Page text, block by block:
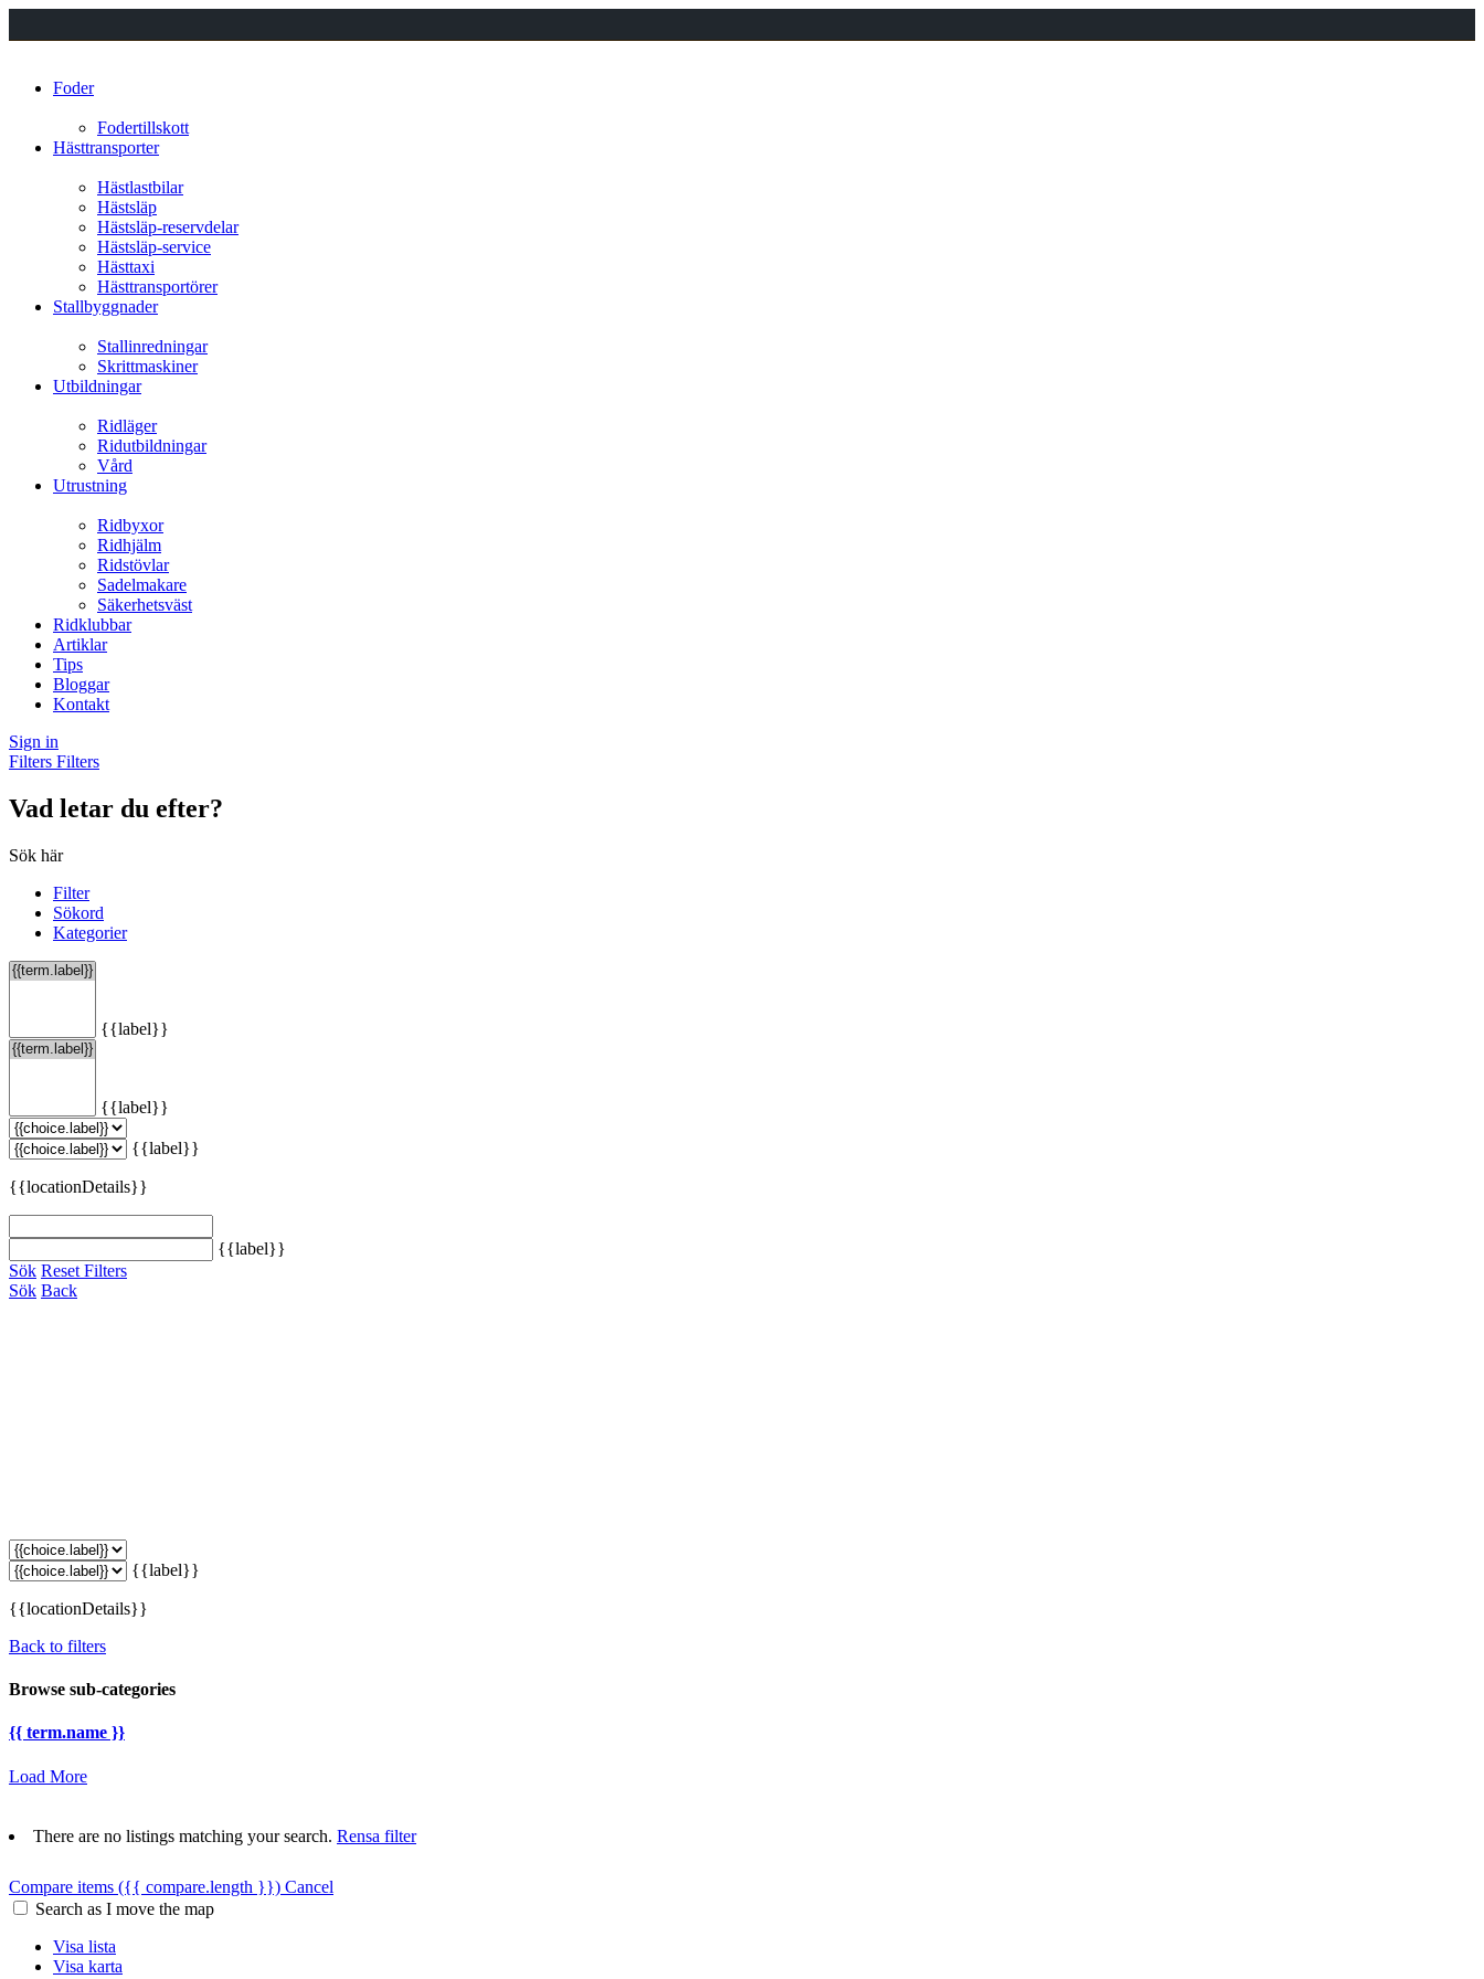
Foder
Fodertillskott
Hästtransporter
Hästlastbilar
Hästsläp
Hästsläp-reservdelar
Hästsläp-service
Hästtaxi
Hästtransportörer
Stallbyggnader
Stallinredningar
Skrittmaskiner
Utbildningar
Ridläger
Ridutbildningar
Vård
Utrustning
Ridbyxor
Ridhjälm
Ridstövlar
Sadelmakare
Säkerhetsväst
Ridklubbar
Artiklar
Tips
Bloggar
Kontakt
Sign in
Filters Filters
Vad letar du efter?
Sök här
Filter
Sökord
Kategorier
{{label}}
{{label}}
{{label}}
{{locationDetails}}
{{label}}
Sök Reset Filters
Sök Back
{{label}}
{{locationDetails}}
Back to filters
Browse sub-categories
{{ term.name }}
Load More
There are no listings matching your search. Rensa filter
Compare items ({{ compare.length }}) Cancel
Search as I move the map
Visa lista
Visa karta